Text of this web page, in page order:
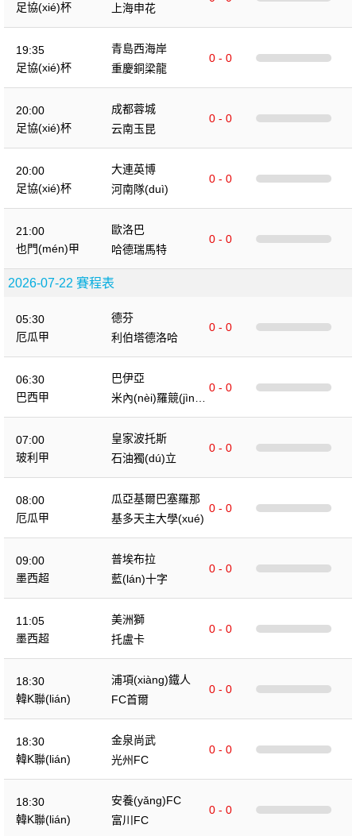
足協(xié)杯
上海申花
19:35
足協(xié)杯
青島西海岸
0 - 0
重慶銅梁龍
20:00
足協(xié)杯
成都蓉城
0 - 0
云南玉昆
20:00
足協(xié)杯
大連英博
0 - 0
河南隊(duì)
21:00
也門(mén)甲
歐洛巴
0 - 0
哈德瑞馬特
2026-07-22 賽程表
05:30
厄瓜甲
德芬
0 - 0
利伯塔德洛哈
06:30
巴西甲
巴伊亞
0 - 0
米內(nèi)羅競(jìng)
技
07:00
玻利甲
皇家波托斯
0 - 0
石油獨(dú)立
08:00
厄瓜甲
瓜亞基爾巴塞羅那
0 - 0
基多天主大學(xué)
09:00
墨西超
普埃布拉
0 - 0
藍(lán)十字
11:05
墨西超
美洲獅
0 - 0
托盧卡
18:30
韓K聯(lián)
浦項(xiàng)鐵人
0 - 0
FC首爾
18:30
韓K聯(lián)
金泉尚武
0 - 0
光州FC
18:30
韓K聯(lián)
安養(yǎng)FC
0 - 0
富川FC